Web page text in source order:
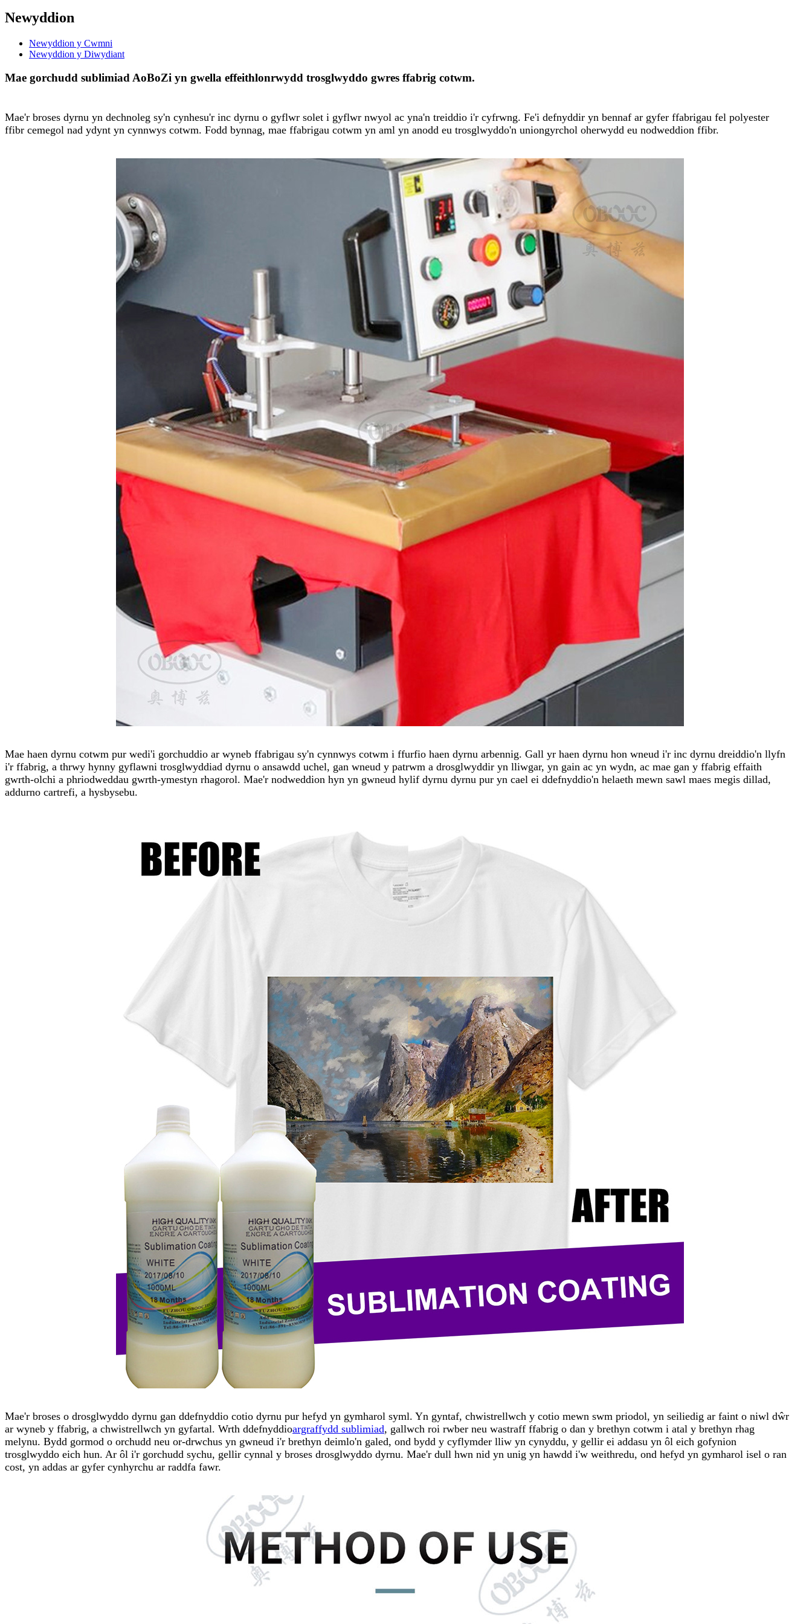
Newyddion
Newyddion y Cwmni
Newyddion y Diwydiant
Mae gorchudd sublimiad AoBoZi yn gwella effeithlonrwydd trosglwyddo gwres ffabrig cotwm.
Mae'r broses dyrnu yn dechnoleg sy'n cynhesu'r inc dyrnu o gyflwr solet i gyflwr nwyol ac yna'n treiddio i'r cyfrwng. Fe'i defnyddir yn bennaf ar gyfer ffabrigau fel polyester
ffibr cemegol nad ydynt yn cynnwys cotwm. Fodd bynnag, mae ffabrigau cotwm yn aml yn anodd eu trosglwyddo'n uniongyrchol oherwydd eu nodweddion ffibr.
Mae haen dyrnu cotwm pur wedi'i gorchuddio ar wyneb ffabrigau sy'n cynnwys cotwm i ffurfio haen dyrnu arbennig. Gall yr haen dyrnu hon wneud i'r inc dyrnu dreiddio'n llyfn
i'r ffabrig, a thrwy hynny gyflawni trosglwyddiad dyrnu o ansawdd uchel, gan wneud y patrwm a drosglwyddir yn lliwgar, yn gain ac yn wydn, ac mae gan y ffabrig effaith
gwrth-olchi a phriodweddau gwrth-ymestyn rhagorol. Mae'r nodweddion hyn yn gwneud hylif dyrnu dyrnu pur yn cael ei ddefnyddio'n helaeth mewn sawl maes megis dillad,
addurno cartrefi, a hysbysebu.
Mae'r broses o drosglwyddo dyrnu gan ddefnyddio cotio dyrnu pur hefyd yn gymharol syml. Yn gyntaf, chwistrellwch y cotio mewn swm priodol, yn seiliedig ar faint o niwl dŵr
ar wyneb y ffabrig, a chwistrellwch yn gyfartal. Wrth ddefnyddioargraffydd sublimiad, gallwch roi rwber neu wastraff ffabrig o dan y brethyn cotwm i atal y brethyn rhag
melynu. Bydd gormod o orchudd neu or-drwchus yn gwneud i'r brethyn deimlo'n galed, ond bydd y cyflymder lliw yn cynyddu, y gellir ei addasu yn ôl eich gofynion
trosglwyddo eich hun. Ar ôl i'r gorchudd sychu, gellir cynnal y broses drosglwyddo dyrnu. Mae'r dull hwn nid yn unig yn hawdd i'w weithredu, ond hefyd yn gymharol isel o ran
cost, yn addas ar gyfer cynhyrchu ar raddfa fawr.